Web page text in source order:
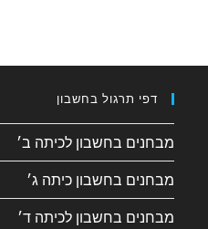
דפי תרגול בחשבון
מבחנים בחשבון לכיתה ב׳
מבחנים בחשבון כיתה ג׳
מבחנים בחשבון לכיתה ד׳